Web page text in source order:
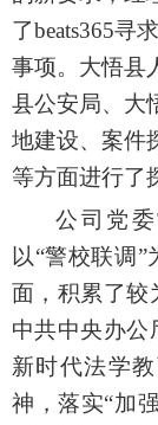
了beats365寻
事项。大悟县
县公安局、大
地建设、案件
等方面进行了
公司党委
以“警校联调
面，积累了较
中共中央办公
新时代法学
神，落实“加